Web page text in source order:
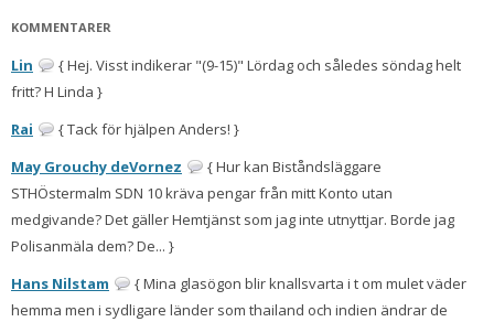
KOMMENTARER
Lin
{ Hej. Visst indikerar "(9-15)" Lördag och således söndag helt
fritt? H Linda }
Rai
{ Tack för hjälpen Anders! }
May Grouchy deVornez
{ Hur kan Biståndsläggare
STHÖstermalm SDN 10 kräva pengar från mitt Konto utan
medgivande? Det gäller Hemtjänst som jag inte utnyttjar. Borde jag
Polisanmäla dem? De... }
Hans Nilstam
{ Mina glasögon blir knallsvarta i t om mulet väder
hemma men i sydligare länder som thailand och indien ändrar de